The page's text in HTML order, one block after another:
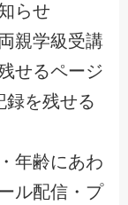
らせ
親学級受講
せるページ
を残せる
年齢にあわ
ル配信・プ